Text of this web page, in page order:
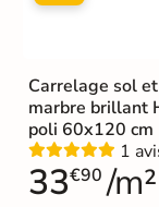
Carrelage sol
marbre brillant
poli 60x120 cm
1
33€90 /m²